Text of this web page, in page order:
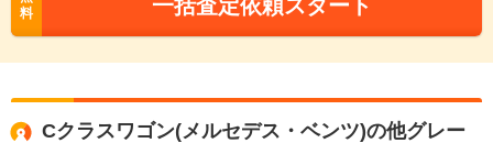
料
一括査定依頼スタート
Cクラスワゴン(メルセデス・ベンツ)の他グレー